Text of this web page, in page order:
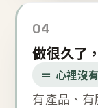
04
做很久了
＝ 心裡沒
有產品、